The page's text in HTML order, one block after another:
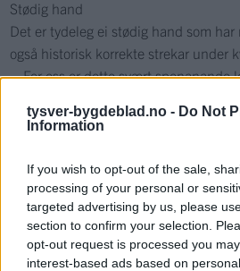
tysver-bygdeblad.no - Do Not
Information
If you wish to opt-out of the sale,
processing of your personal or
targeted advertising by us, please
section to confirm your selection.
opt-out request is processed you
interest-based ads based on
Stødig hand
Det er tydeleg ei stødig hand som
også historisk korrekte strekar under
– For oss er dette svært spenanande
når me skal feire grunnlova på nytt.
ein «vanleg» måte å markere
liknande. Difor ser me at det er fleire
inn tidmessig rundt 1914. Men,
gjort seinare, seier Waage.
Les heile saka i papirutgåva